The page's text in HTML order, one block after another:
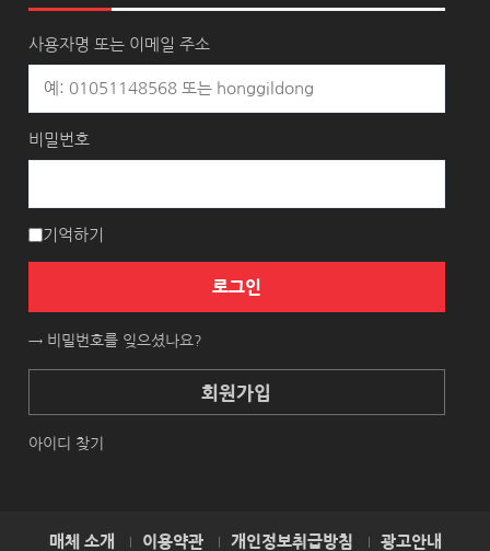
사용자명 또는 이메일 주소
비밀번호
기억하기
로그인
→ 비밀번호를 잊으셨나요?
회원가입
아이디 찾기
매체 소개 이용약관 개인정보취급방침 광고안내